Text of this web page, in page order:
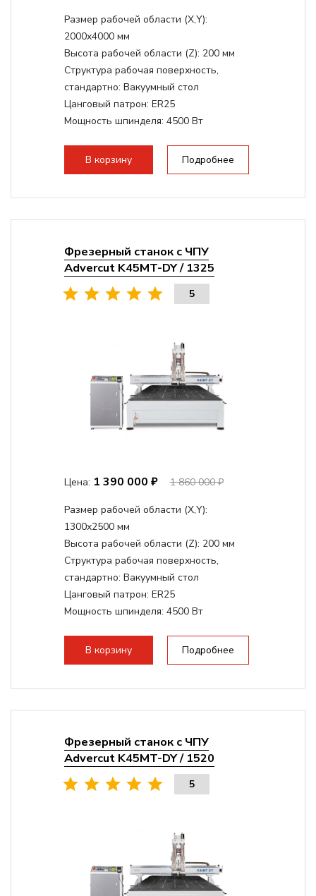
Размер рабочей области (Х,Y):
2000x4000 мм
Высота рабочей области (Z): 200 мм
Структура рабочая поверхность,
стандартно: Вакуумный стол
Цанговый патрон: ER25
Мощность шпинделя: 4500 Вт
Мощность инвертора:
10500 Вт
В корзину Подробнее
Фрезерный станок с ЧПУ
Advercut K45MT-DY / 1325
5
Цена: 1 390 000 ₽ 1 860 000 ₽
Размер рабочей области (Х,Y):
1300x2500 мм
Высота рабочей области (Z): 200 мм
Структура рабочая поверхность,
стандартно: Вакуумный стол
Цанговый патрон: ER25
Мощность шпинделя: 4500 Вт
Мощность инвертора:
10500 Вт
В корзину Подробнее
Фрезерный станок с ЧПУ
Advercut K45MT-DY / 1520
5